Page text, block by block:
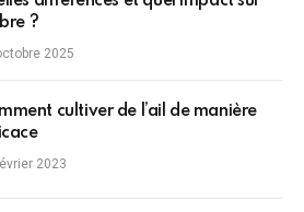
?
2025
cultiver de l’ail de manière
2023